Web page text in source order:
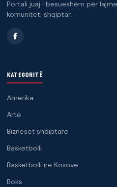
Portali juaj i besueshëm për
komuniteti shqiptar.
KATEGORITË
Amerika
Arte
Bizneset shqiptare
Basketbolli
Basketbolli ne Kosove
Boks